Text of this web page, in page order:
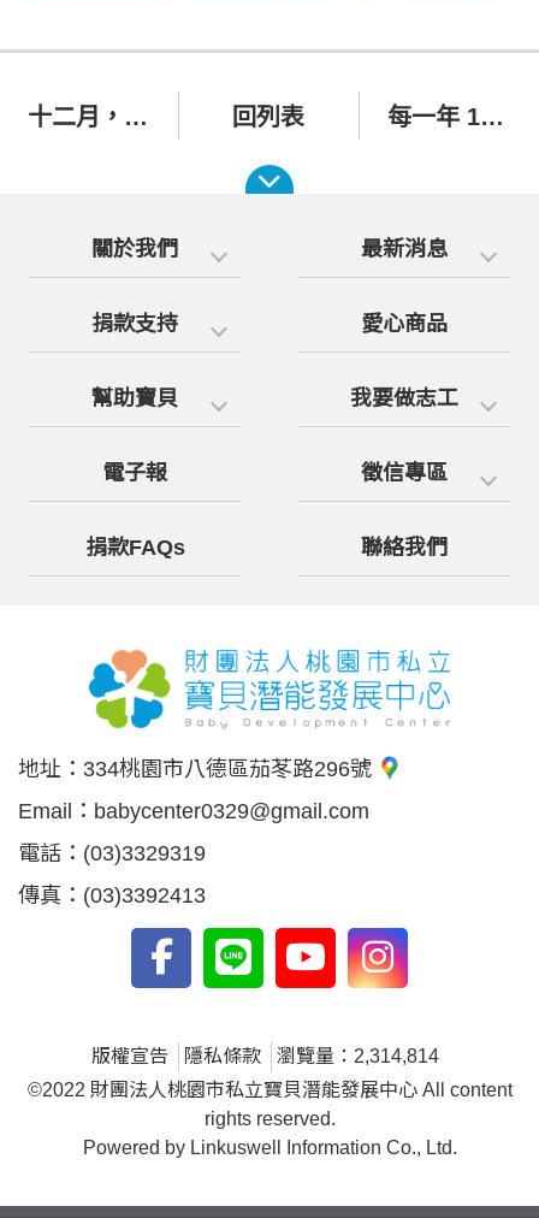
十二月，因祝福而特別溫暖 回列表 每一年 12 月，這份約定從不缺席
關於我們 最新消息
捐款支持 愛心商品
幫助寶貝 我要做志工
電子報 徵信專區
捐款FAQs 聯絡我們
地址： 334桃園市八德區茄苳路296號
Email： babycenter0329@gmail.com
電話： (03)3329319
傳真： (03)3392413
版權宣告 隱私條款
瀏覽量：2,314,814
©2022 財團法人桃園市私立寶貝潛能發展中心 All content
rights reserved.
Powered by Linkuswell Information Co., Ltd.